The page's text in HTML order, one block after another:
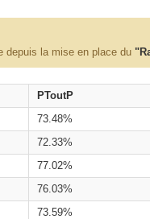
depuis la mise en place du
PToutP
73.48%
72.33%
77.02%
76.03%
73.59%